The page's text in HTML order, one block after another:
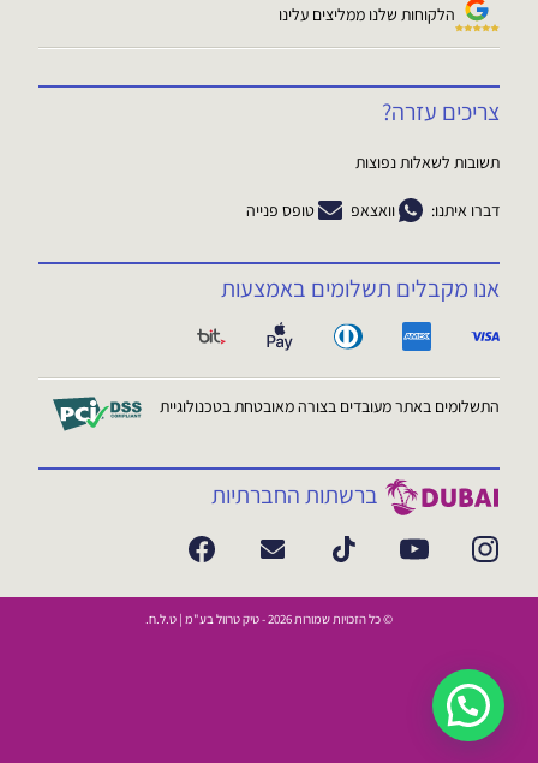
הלקוחות שלנו ממליצים עלינו
צריכים עזרה?
תשובות לשאלות נפוצות
דברו איתנו: וואצאפ טופס פנייה
אנו מקבלים תשלומים באמצעות
התשלומים באתר מעובדים בצורה מאובטחת בטכנולוגיית
ברשתות החברתיות
© כל הזכויות שמורות 2026 - טיק טרוול בע"מ | ט.ל.ח.